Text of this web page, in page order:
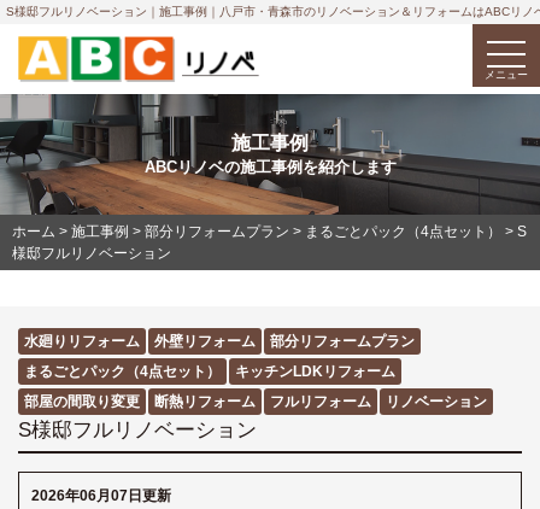
S様邸フルリノベーション｜施工事例｜八戸市・青森市のリノベーション＆リフォームはABCリノ
メニュー
施工事例
ABCリノベの施工事例を紹介します
ホーム > 施工事例 > 部分リフォームプラン > まるごとパック（4点セット） > S
様邸フルリノベーション
水廻りリフォーム 外壁リフォーム
部分リフォームプラン
まるごとパック（4点セット）
キッチンLDKリフォーム
部屋の間取り変更
断熱リフォーム フルリフォーム リノベーション
S様邸フルリノベーション
2026年06月07日更新